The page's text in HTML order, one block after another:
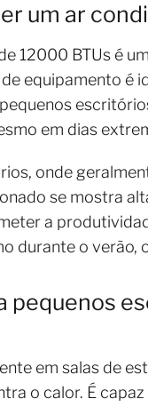
um ar
12000 BTUs é
equipamento é
em dias
onde
se mostra
a
durante o
pequenos
em salas de
o calor. É